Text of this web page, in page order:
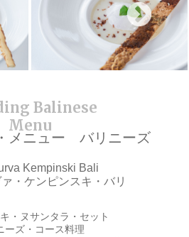
メニュー バリニーズ
Kempinski Bali
・ケンピンスキ・バリ
・ヌサンタラ・セット
ーズ・コース料理